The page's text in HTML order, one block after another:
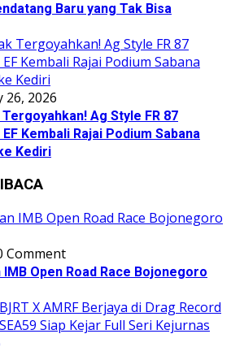
Baru yang Tak Bisa
26, 2026
Ag Style FR 87
Kembali Rajai Podium Sabana
Kediri
Comment
Open Road Race Bojonegoro